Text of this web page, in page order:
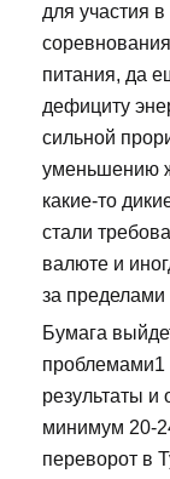
для участия
питания, да
дефициту
сильной
уменьшению
какие-то
стали
валюте и
за пределами
Бумага
проблемами1
результаты
минимум 20-
переворот в